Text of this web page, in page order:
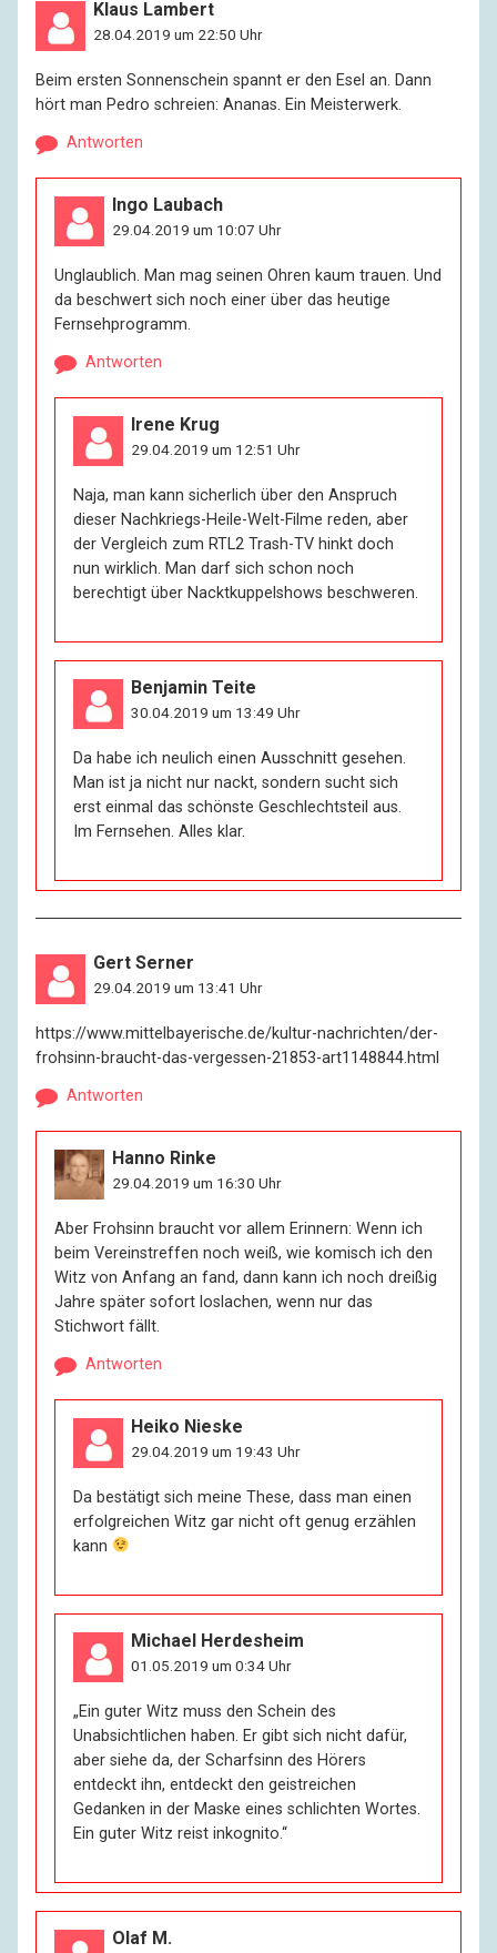
Klaus Lambert
28.04.2019 um 22:50 Uhr
Beim ersten Sonnenschein spannt er den Esel an. Dann
hört man Pedro schreien: Ananas. Ein Meisterwerk.
Antworten
Ingo Laubach
29.04.2019 um 10:07 Uhr
Unglaublich. Man mag seinen Ohren kaum trauen. Und
da beschwert sich noch einer über das heutige
Fernsehprogramm.
Antworten
Irene Krug
29.04.2019 um 12:51 Uhr
Naja, man kann sicherlich über den Anspruch
dieser Nachkriegs-Heile-Welt-Filme reden, aber
der Vergleich zum RTL2 Trash-TV hinkt doch
nun wirklich. Man darf sich schon noch
berechtigt über Nacktkuppelshows beschweren.
Benjamin Teite
30.04.2019 um 13:49 Uhr
Da habe ich neulich einen Ausschnitt gesehen.
Man ist ja nicht nur nackt, sondern sucht sich
erst einmal das schönste Geschlechtsteil aus.
Im Fernsehen. Alles klar.
Gert Serner
29.04.2019 um 13:41 Uhr
https://www.mittelbayerische.de/kultur-nachrichten/der-
frohsinn-braucht-das-vergessen-21853-art1148844.html
Antworten
Hanno Rinke
29.04.2019 um 16:30 Uhr
Aber Frohsinn braucht vor allem Erinnern: Wenn ich
beim Vereinstreffen noch weiß, wie komisch ich den
Witz von Anfang an fand, dann kann ich noch dreißig
Jahre später sofort loslachen, wenn nur das
Stichwort fällt.
Antworten
Heiko Nieske
29.04.2019 um 19:43 Uhr
Da bestätigt sich meine These, dass man einen
erfolgreichen Witz gar nicht oft genug erzählen
kann
Michael Herdesheim
01.05.2019 um 0:34 Uhr
„Ein guter Witz muss den Schein des
Unabsichtlichen haben. Er gibt sich nicht dafür,
aber siehe da, der Scharfsinn des Hörers
entdeckt ihn, entdeckt den geistreichen
Gedanken in der Maske eines schlichten Wortes.
Ein guter Witz reist inkognito.“
Olaf M.